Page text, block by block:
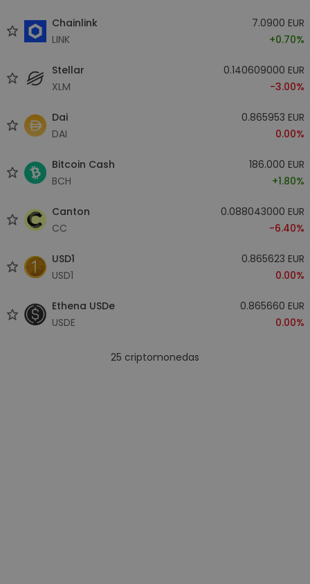
Chainlink
LINK
7.0900 EUR
+0.70%
Stellar
XLM
0.140609000 EUR
-3.00%
Dai
DAI
0.865953 EUR
0.00%
Bitcoin Cash
BCH
186.000 EUR
+1.80%
Canton
CC
0.088043000 EUR
-6.40%
USD1
USD1
0.865623 EUR
0.00%
Ethena USDe
USDE
0.865660 EUR
0.00%
25 criptomonedas